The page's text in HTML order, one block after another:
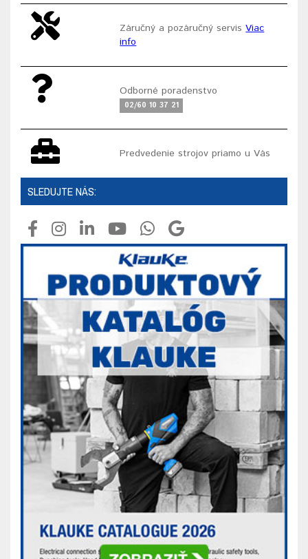
Záručný a pozáručný servisViac
info
Odborné poradenstvo
02/60 10 37 21
Predvedenie strojov priamo u Vás
SLEDUJTE NÁS: